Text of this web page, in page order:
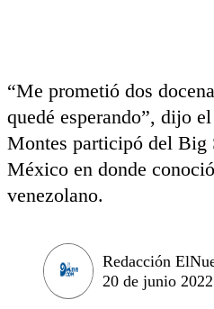
“Me prometió dos
quedé esperando”, dijo
Montes participó del Big
México en donde
venezolano.
Redacción
20 de junio 2022